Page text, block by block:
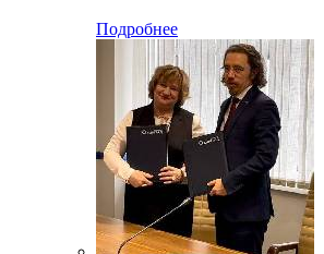
Подробнее